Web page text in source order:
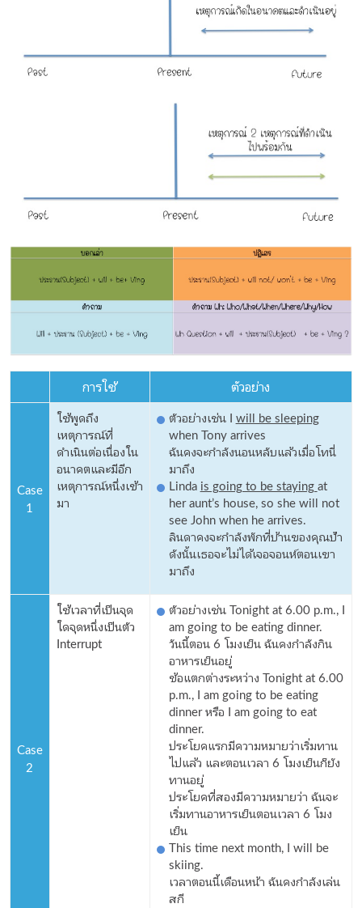
การใช้ ตัวอย่าง
Case
1
ใช้พูดถึง
เหตุการณ์ที่
ดำเนินต่อเนื่องใน
อนาคตและมีอีก
เหตุการณ์หนึ่งเข้า
มา
ตัวอย่างเช่น I will be sleeping
when Tony arrives
ฉันคงจะกำลังนอนหลับแล้วเมื่อโทนี่
มาถึง
Linda is going to be staying at
her aunt’s house, so she will not
see John when he arrives.
ลินดาคงจะกำลังพักที่บ้านของคุณป้า
ดังนั้นเธอจะไม่ได้เจอจอนห์ตอนเขา
มาถึง
Case
2
ใช้เวลาที่เป็นจุด
ใดจุดหนึ่งเป็นตัว
Interrupt
ตัวอย่างเช่น Tonight at 6.00 p.m., I
am going to be eating dinner.
วันนี้ตอน 6 โมงเย็น ฉันคงกำลังกิน
อาหารเย็นอยู่
ข้อแตกต่างระหว่าง Tonight at 6.00
p.m., I am going to be eating
dinner หรือ I am going to eat
dinner.
ประโยคแรกมีความหมายว่าเริ่มทาน
ไปแล้ว และตอนเวลา 6 โมงเย็นก็ยัง
ทานอยู่
ประโยคที่สองมีความหมายว่า ฉันจะ
เริ่มทานอาหารเย็นตอนเวลา 6 โมง
เย็น
This time next month, I will be
skiing.
เวลาตอนนี้เดือนหน้า ฉันคงกำลังเล่น
สกี